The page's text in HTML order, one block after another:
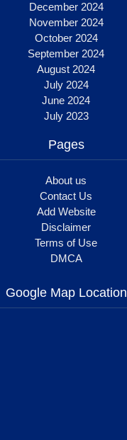
December 2024
November 2024
October 2024
September 2024
August 2024
July 2024
June 2024
July 2023
Pages
About us
Contact Us
Add Website
Disclaimer
Terms of Use
DMCA
Google Map Location